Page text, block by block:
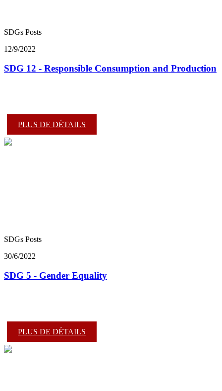
SDGs Posts
12/9/2022
SDG 12 - Responsible Consumption and Production
PLUS DE DÉTAILS
SDGs Posts
30/6/2022
SDG 5 - Gender Equality
PLUS DE DÉTAILS